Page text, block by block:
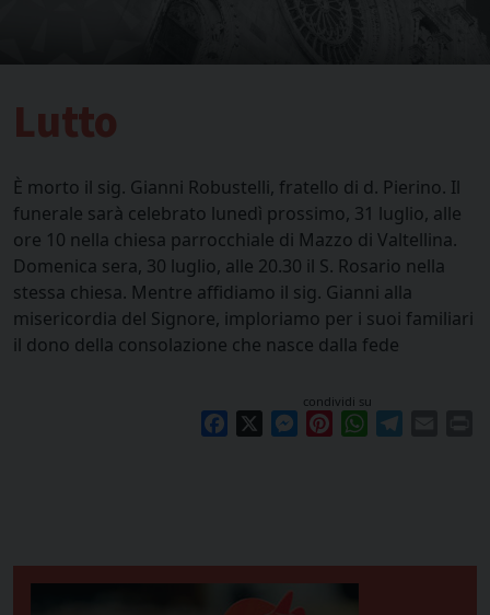
Lutto
È morto il sig. Gianni Robustelli, fratello di d. Pierino. Il
funerale sarà celebrato lunedì prossimo, 31 luglio, alle
ore 10 nella chiesa parrocchiale di Mazzo di Valtellina.
Domenica sera, 30 luglio, alle 20.30 il S. Rosario nella
stessa chiesa. Mentre affidiamo il sig. Gianni alla
misericordia del Signore, imploriamo per i suoi familiari
il dono della consolazione che nasce dalla fede
condividi su
Facebook Messenger
PinterestWhatsApp